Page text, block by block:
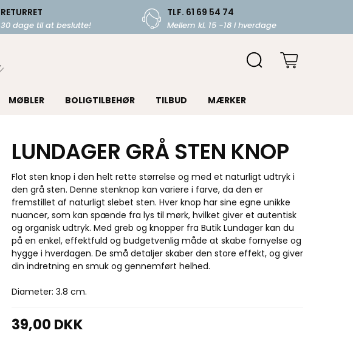
RETURRET
30 dage til at beslutte!
TLF. 61 69 54 74
Mellem kl. 15 -18 i hverdage
MØBLER BOLIGTILBEHØR TILBUD MÆRKER
LUNDAGER GRÅ STEN KNOP
Flot sten knop i den helt rette størrelse og med et naturligt udtryk i
den grå sten. Denne stenknop kan variere i farve, da den er
fremstillet af naturligt slebet sten. Hver knop har sine egne unikke
nuancer, som kan spænde fra lys til mørk, hvilket giver et autentisk
og organisk udtryk. Med greb og knopper fra Butik Lundager kan du
på en enkel, effektfuld og budgetvenlig måde at skabe fornyelse og
hygge i hverdagen. De små detaljer skaber den store effekt, og giver
din indretning en smuk og gennemført helhed.
Diameter: 3.8 cm.
39,00 DKK